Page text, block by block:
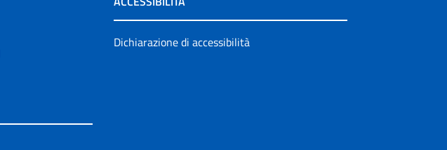
Dichiarazione di accessibilità